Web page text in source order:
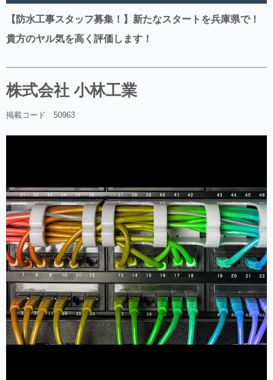
【防水工事スタッフ募集！】新たなスタートを兵庫県で！
貴方のヤル気を高く評価します！
株式会社 小林工業
掲載コード 50963